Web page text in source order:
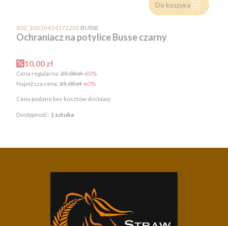
Do koszyka
802_20250414172202 PRODUCENT
BUSSE
Ochraniacz na potylice Busse czarny
Cena promocyjna
10,00 zł
Cena regularna: 25,00 zł-60%
Najniższa cena: 25,00 zł-60%
Ceny podane bez kosztów dostawy.
Dostępność: 1 sztuka